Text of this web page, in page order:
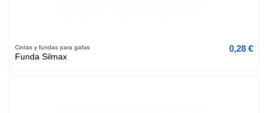
Cintas y fundas para gafas
Funda Silmax
0,28 €